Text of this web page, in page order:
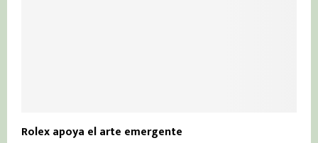
Rolex apoya el arte emergente